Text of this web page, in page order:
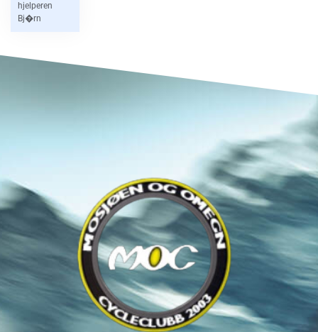
hjelperen
Bj�rn